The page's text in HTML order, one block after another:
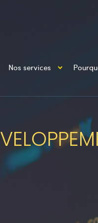
Nos services